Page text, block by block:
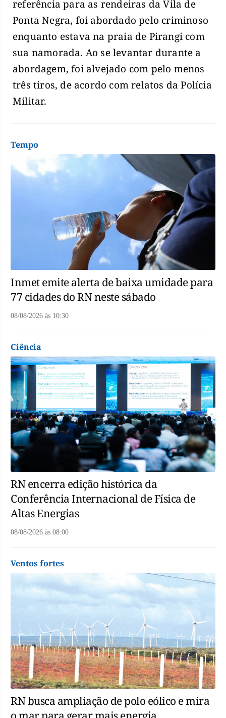
referência para as rendeiras da Vila de
Ponta Negra, foi abordado pelo criminoso
enquanto estava na praia de Pirangi com
sua namorada. Ao se levantar durante a
abordagem, foi alvejado com pelo menos
três tiros, de acordo com relatos da Polícia
Militar.
Tempo
Inmet emite alerta de baixa umidade para
77 cidades do RN neste sábado
08/08/2026 às 10:30
Ciência
RN encerra edição histórica da
Conferência Internacional de Física de
Altas Energias
08/08/2026 às 08:00
Ventos fortes
RN busca ampliação de polo eólico e mira